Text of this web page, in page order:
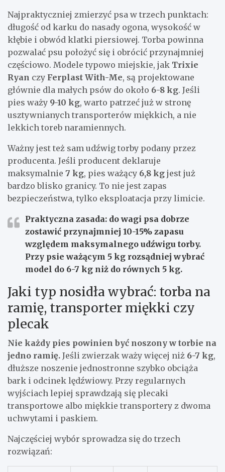
Najpraktyczniej zmierzyć psa w trzech punktach:
długość od karku do nasady ogona, wysokość w
kłębie i obwód klatki piersiowej. Torba powinna
pozwalać psu położyć się i obrócić przynajmniej
częściowo. Modele typowo miejskie, jak Trixie
Ryan czy Ferplast With-Me, są projektowane
głównie dla małych psów do około 6-8 kg. Jeśli
pies waży 9-10 kg, warto patrzeć już w stronę
usztywnianych transporterów miękkich, a nie
lekkich toreb naramiennych.
Ważny jest też sam udźwig torby podany przez
producenta. Jeśli producent deklaruje
maksymalnie 7 kg, pies ważący 6,8 kg jest już
bardzo blisko granicy. To nie jest zapas
bezpieczeństwa, tylko eksploatacja przy limicie.
Praktyczna zasada: do wagi psa dobrze
zostawić przynajmniej 10-15% zapasu
względem maksymalnego udźwigu torby.
Przy psie ważącym 5 kg rozsądniej wybrać
model do 6-7 kg niż do równych 5 kg.
Jaki typ nosidła wybrać: torba na
ramię, transporter miękki czy
plecak
Nie każdy pies powinien być noszony w torbie na
jedno ramię. Jeśli zwierzak waży więcej niż 6-7 kg,
dłuższe noszenie jednostronne szybko obciąża
bark i odcinek lędźwiowy. Przy regularnych
wyjściach lepiej sprawdzają się plecaki
transportowe albo miękkie transportery z dwoma
uchwytami i paskiem.
Najczęściej wybór sprowadza się do trzech
rozwiązań: